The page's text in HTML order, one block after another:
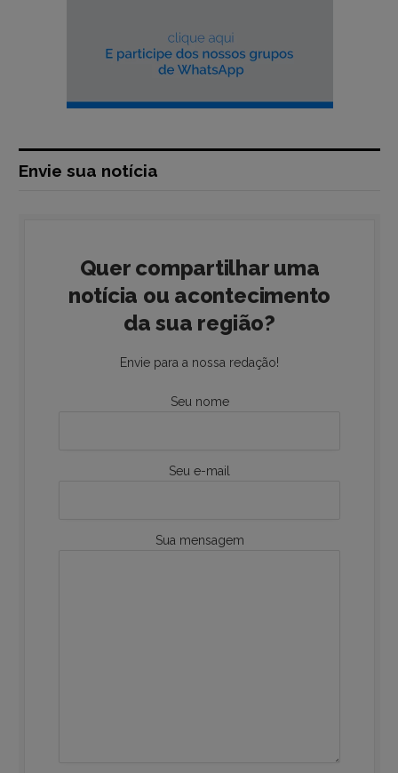
Envie sua notícia
Quer compartilhar uma
notícia ou acontecimento
da sua região?
Envie para a nossa redação!
Seu nome
Seu e-mail
Sua mensagem